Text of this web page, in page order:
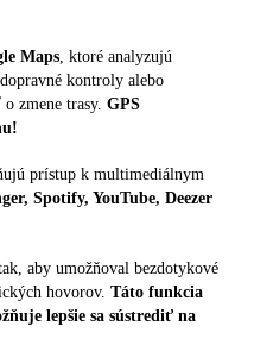
Maps, ktoré analyzujú
kontroly alebo
zmene trasy. GPS
prístup k multimediálnym
Spotify, YouTube, Deezer
aby umožňoval bezdotykové
hovorov. Táto funkcia
lepšie sa sústrediť na